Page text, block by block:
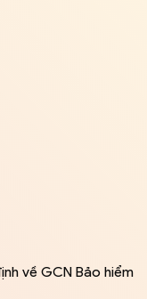
về GCN Bảo hiểm